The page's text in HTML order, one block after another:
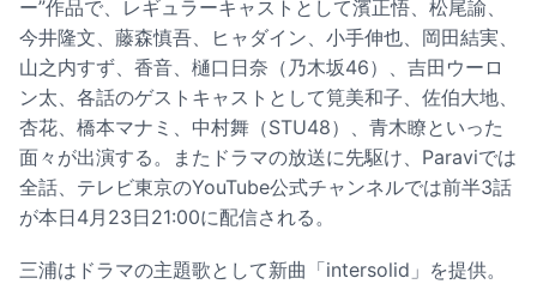
ー”作品で、レギュラーキャストとして濱正悟、松尾諭、
今井隆文、藤森慎吾、ヒャダイン、小手伸也、岡田結実、
山之内すず、香音、樋口日奈（乃木坂46）、吉田ウーロ
ン太、各話のゲストキャストとして筧美和子、佐伯大地、
杏花、橋本マナミ、中村舞（STU48）、青木瞭といった
面々が出演する。またドラマの放送に先駆け、Paraviでは
全話、テレビ東京のYouTube公式チャンネルでは前半3話
が本日4月23日21:00に配信される。
三浦はドラマの主題歌として新曲「intersolid」を提供。